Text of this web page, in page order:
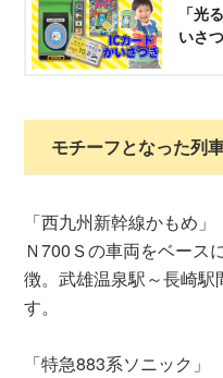
「光
いさ
モチーフとなった列
「西九州新幹線かもめ」
Ｎ700Ｓの車両をベース
徴。武雄温泉駅～長崎
す。
「特急883系ソニック」